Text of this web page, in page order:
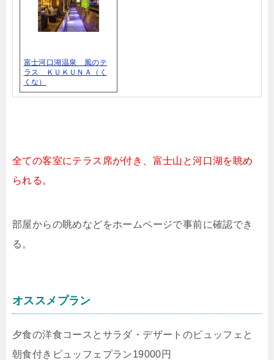
富士河口湖温泉 風のテ
ラス ＫＵＫＵＮＡ（く
くな）
全ての客室にテラス席が付き、富士山と河口湖を眺め
られる。
部屋からの眺めなどをホームページで事前に確認でき
る。
オススメプラン
夕食の洋食コースとサラダ・デザートのビュッフェと
朝食付きビュッフェプラン19000円